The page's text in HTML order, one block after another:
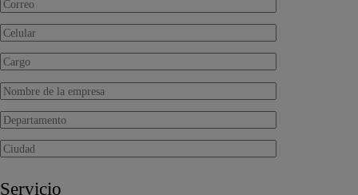
Servicio